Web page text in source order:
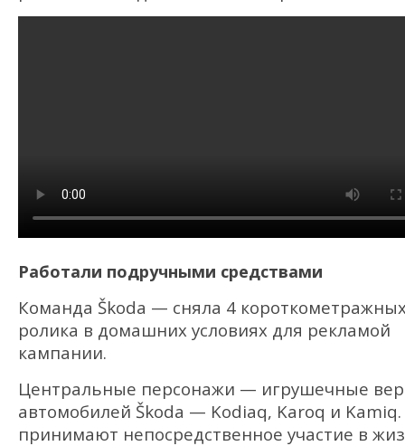
Работали подручными средствами
Команда Škoda — сняла 4
ролика в домашних условиях для рекламой
кампании.
Центральные персонажи — игрушечные
автомобилей Škoda — Kodiaq, Karoq и
принимают непосредственное участие в